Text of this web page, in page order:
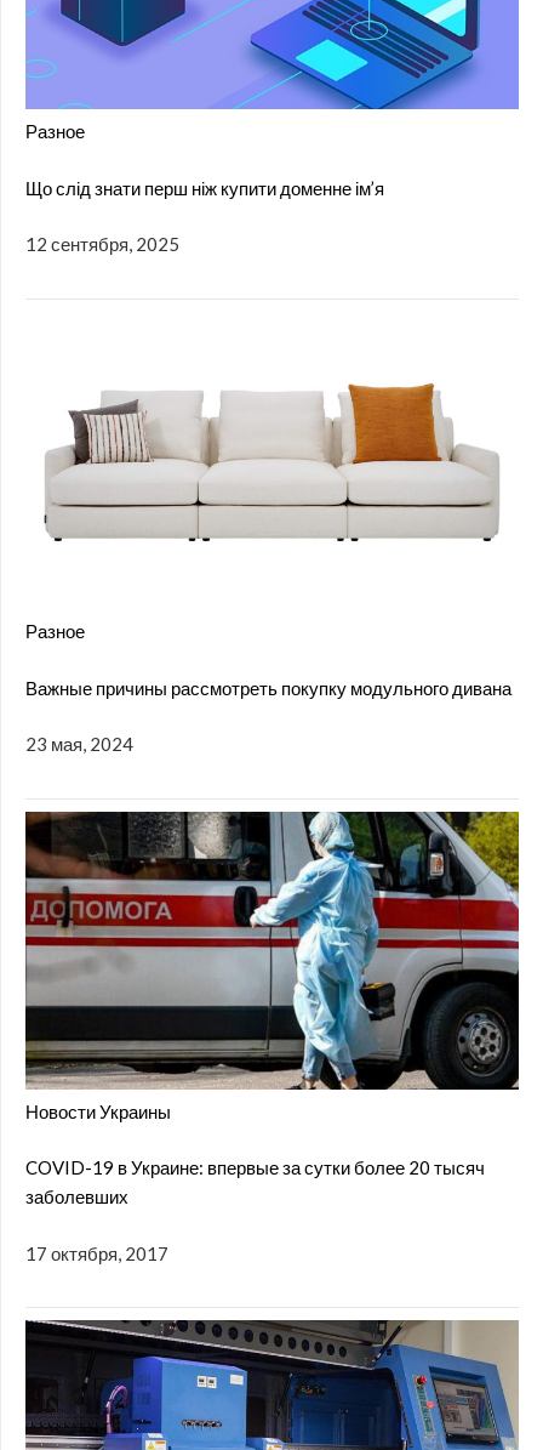
Разное
Що слід знати перш ніж купити доменне ім’я
12 сентября, 2025
Разное
Важные причины рассмотреть покупку модульного дивана
23 мая, 2024
Новости Украины
COVID-19 в Украине: впервые за сутки более 20 тысяч
заболевших
17 октября, 2017